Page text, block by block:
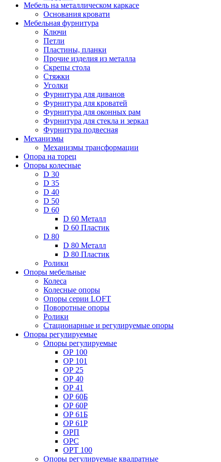
Мебель на металлическом каркасе
Основания кровати
Мебельная фурнитура
Ключи
Петли
Пластины, планки
Прочие изделия из металла
Скрепы стола
Стяжки
Уголки
Фурнитура для диванов
Фурнитура для кроватей
Фурнитура для оконных рам
Фурнитура для стекла и зеркал
Фурнитура подвесная
Механизмы
Механизмы трансформации
Опора на торец
Опоры колесные
D 30
D 35
D 40
D 50
D 60
D 60 Металл
D 60 Пластик
D 80
D 80 Металл
D 80 Пластик
Ролики
Опоры мебельные
Колеса
Колесные опоры
Опоры серии LOFT
Поворотные опоры
Ролики
Стационарные и регулируемые опоры
Опоры регулируемые
Опоры регулируемые
ОР 100
ОР 101
ОР 25
ОР 40
ОР 41
ОР 60Б
ОР 60Р
ОР 61Б
ОР 61Р
ОРП
ОРС
ОРТ 100
Опоры регулируемые квадратные